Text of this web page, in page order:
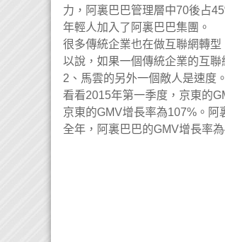
力，阿裏巴巴管理層中70後占
年輕人加入了阿裏巴巴集團。
很多傳統企業也在做互聯網轉
以說，如果一個傳統企業的互
2、馬雲的另外一個敵人是速度
看看2015年第一季度，京東的
京東的GMV增長率為107%。
全年，阿裏巴巴的GMV增長率為